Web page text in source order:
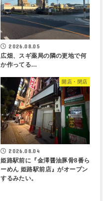
2026.08.05
広畑、スギ薬局の隣の更地で何
か作ってる…
開店・閉店
2026.08.04
姫路駅前に『金澤醤油豚骨8番ら
ーめん 姫路駅前店』がオープン
するみたい。